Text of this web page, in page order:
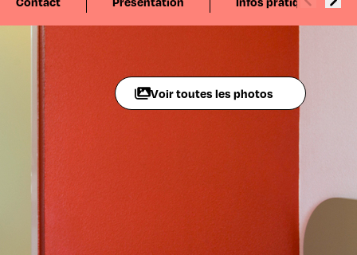
Voir toutes les photos